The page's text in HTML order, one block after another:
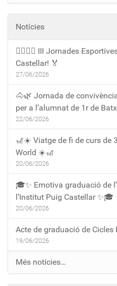
Notícies
🏃‍♀️🏃‍♂️ III Jornades
Castellar! 🏅
27/06/2026
🐴🌿 Jornada de
per a l’alumnat de 1r de
22/06/2026
🎢☀️ Viatge de fi de curs de
World ☀️🎢
20/06/2026
🎓✨ Emotiva graduació de
l’Institut Puig Castellar ✨🎓
20/06/2026
Acte de graduació de
19/06/2026
Més notícies…